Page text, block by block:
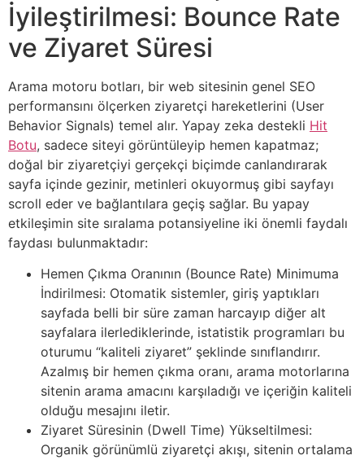
İyileştirilmesi: Bounce Rate
ve Ziyaret Süresi
Arama motoru botları, bir web sitesinin genel SEO
performansını ölçerken ziyaretçi hareketlerini (User
Behavior Signals) temel alır. Yapay zeka destekli Hit
Botu, sadece siteyi görüntüleyip hemen kapatmaz;
doğal bir ziyaretçiyi gerçekçi biçimde canlandırarak
sayfa içinde gezinir, metinleri okuyormuş gibi sayfayı
scroll eder ve bağlantılara geçiş sağlar. Bu yapay
etkileşimin site sıralama potansiyeline iki önemli faydalı
faydası bulunmaktadır:
Hemen Çıkma Oranının (Bounce Rate) Minimuma
İndirilmesi: Otomatik sistemler, giriş yaptıkları
sayfada belli bir süre zaman harcayıp diğer alt
sayfalara ilerlediklerinde, istatistik programları bu
oturumu “kaliteli ziyaret” şeklinde sınıflandırır.
Azalmış bir hemen çıkma oranı, arama motorlarına
sitenin arama amacını karşıladığı ve içeriğin kaliteli
olduğu mesajını iletir.
Ziyaret Süresinin (Dwell Time) Yükseltilmesi:
Organik görünümlü ziyaretçi akışı, sitenin ortalama